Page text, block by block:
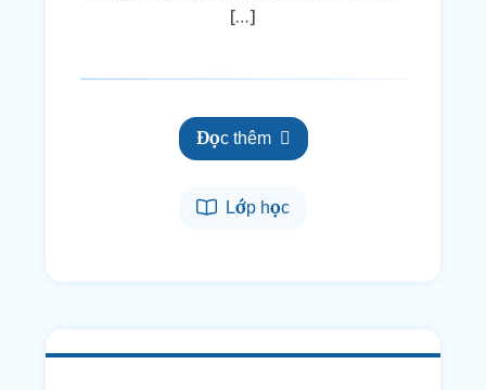
[…]
Đọc thêm
Lớp học